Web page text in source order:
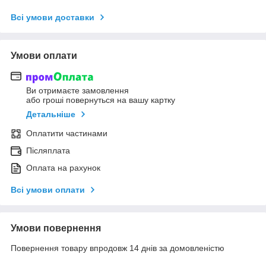
Всі умови доставки
Умови оплати
Ви отримаєте замовлення
або гроші повернуться на вашу картку
Детальніше
Оплатити частинами
Післяплата
Оплата на рахунок
Всі умови оплати
Умови повернення
Повернення товару впродовж 14 днів за домовленістю